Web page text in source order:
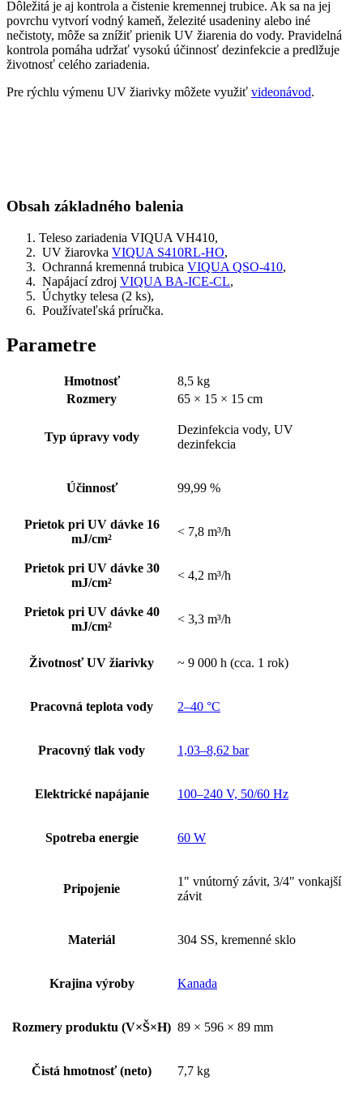
Dôležitá je aj kontrola a čistenie kremennej trubice. Ak sa na jej
povrchu vytvorí vodný kameň, železité usadeniny alebo iné
nečistoty, môže sa znížiť prienik UV žiarenia do vody. Pravidelná
kontrola pomáha udržať vysokú účinnosť dezinfekcie a predlžuje
životnosť celého zariadenia.
Pre rýchlu výmenu UV žiarivky môžete využiť videonávod.
Obsah základného balenia
Teleso zariadenia VIQUA VH410,
UV žiarovka VIQUA S410RL-HO,
Ochranná kremenná trubica VIQUA QSO-410,
Napájací zdroj VIQUA BA-ICE-CL,
Úchytky telesa (2 ks),
Používateľská príručka.
Parametre
Hmotnosť
8,5 kg
Rozmery
65 × 15 × 15 cm
Typ úpravy vody
Dezinfekcia vody, UV
dezinfekcia
Účinnosť 99,99 %
Prietok pri UV dávke 16
mJ/cm²
< 7,8 m³/h
Prietok pri UV dávke 30
mJ/cm²
< 4,2 m³/h
Prietok pri UV dávke 40
mJ/cm²
< 3,3 m³/h
Životnosť UV žiarivky ~ 9 000 h (cca. 1 rok)
Pracovná teplota vody 2–40 °C
Pracovný tlak vody 1,03–8,62 bar
Elektrické napájanie 100–240 V, 50/60 Hz
Spotreba energie 60 W
Pripojenie
1" vnútorný závit, 3/4" vonkajší
závit
Materiál 304 SS, kremenné sklo
Krajina výroby Kanada
Rozmery produktu (V×Š×H) 89 × 596 × 89 mm
Čistá hmotnosť (neto) 7,7 kg